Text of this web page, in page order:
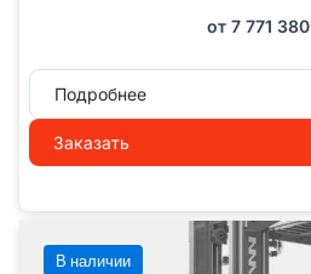
от 7 771 380
Подробнее
Заказать
В наличии